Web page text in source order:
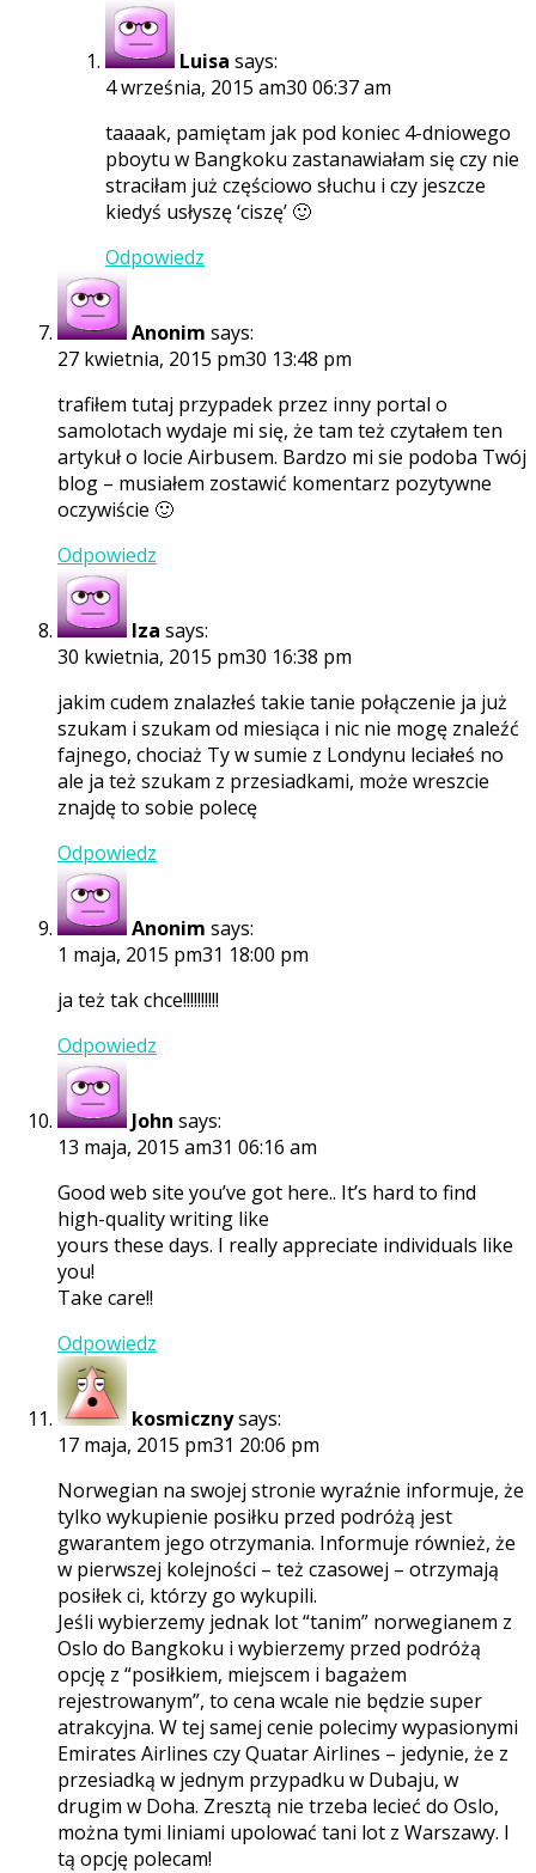
Luisa says:
4 września, 2015 am30 06:37 am
taaaak, pamiętam jak pod koniec 4-dniowego
pboytu w Bangkoku zastanawiałam się czy nie
straciłam już częściowo słuchu i czy jeszcze
kiedyś usłyszę ‘ciszę’ 🙂
Odpowiedz
Anonim says:
27 kwietnia, 2015 pm30 13:48 pm
trafiłem tutaj przypadek przez inny portal o
samolotach wydaje mi się, że tam też czytałem ten
artykuł o locie Airbusem. Bardzo mi sie podoba Twój
blog – musiałem zostawić komentarz pozytywne
oczywiście 🙂
Odpowiedz
Iza says:
30 kwietnia, 2015 pm30 16:38 pm
jakim cudem znalazłeś takie tanie połączenie ja już
szukam i szukam od miesiąca i nic nie mogę znaleźć
fajnego, chociaż Ty w sumie z Londynu leciałeś no
ale ja też szukam z przesiadkami, może wreszcie
znajdę to sobie polecę
Odpowiedz
Anonim says:
1 maja, 2015 pm31 18:00 pm
ja też tak chce!!!!!!!!!!
Odpowiedz
John says:
13 maja, 2015 am31 06:16 am
Good web site you’ve got here.. It’s hard to find
high-quality writing like
yours these days. I really appreciate individuals like
you!
Take care!!
Odpowiedz
kosmicznysays:
17 maja, 2015 pm31 20:06 pm
Norwegian na swojej stronie wyraźnie informuje, że
tylko wykupienie posiłku przed podróżą jest
gwarantem jego otrzymania. Informuje również, że
w pierwszej kolejności – też czasowej – otrzymają
posiłek ci, którzy go wykupili.
Jeśli wybierzemy jednak lot “tanim” norwegianem z
Oslo do Bangkoku i wybierzemy przed podróżą
opcję z “posiłkiem, miejscem i bagażem
rejestrowanym”, to cena wcale nie będzie super
atrakcyjna. W tej samej cenie polecimy wypasionymi
Emirates Airlines czy Quatar Airlines – jedynie, że z
przesiadką w jednym przypadku w Dubaju, w
drugim w Doha. Zresztą nie trzeba lecieć do Oslo,
można tymi liniami upolować tani lot z Warszawy. I
tą opcję polecam!